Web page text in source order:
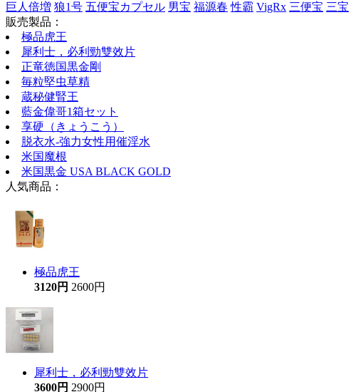
巨人倍増 狼1号 五便宝カプセル 男宝 福源春 性霸 VigRx 三便宝 三宝
販売製品：
極品虎王
犀利士，必利勁雙效片
正竜徳国黒金剛
毎粒堅虫草精
蔵秘健腎王
藍金偉哥1箱セット
享硬（きょうこう）
脱衣水-強力女性用催淫水
米国魔根
米国黒金 USA BLACK GOLD
人気商品：
極品虎王
3120円 2600円
犀利士，必利勁雙效片
3600円 2900円